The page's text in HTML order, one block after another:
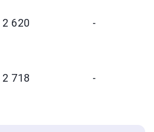
2 620 -
2 718 -